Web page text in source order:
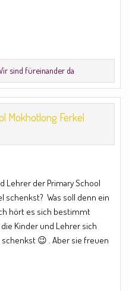
sind füreinander da
Mokhotlong Ferkel
Lehrer der Primary School
schenkst? Was soll denn ein
hört es sich bestimmt
Kinder und Lehrer sich
😉 . Aber sie freuen